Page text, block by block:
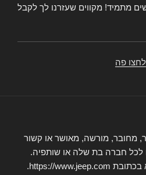
מתמיד! מקווים שעזרנו לך לקבל
לחצו פה
מחובר, מורשה, מאושר או קשור
לכל חברה בת שלה או שותפיה.
האתר הרשמי של ג'יפ נמצא בכתובת https://www.jeep.com.